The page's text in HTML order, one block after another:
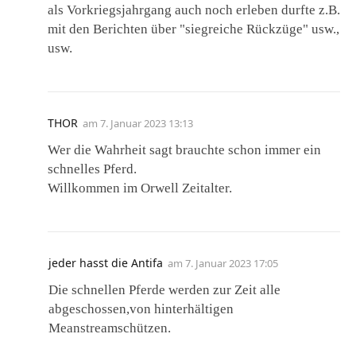
als Vorkriegsjahrgang auch noch erleben durfte z.B.
mit den Berichten über "siegreiche Rückzüge" usw.,
usw.
THOR am 7. Januar 2023 13:13
Wer die Wahrheit sagt brauchte schon immer ein
schnelles Pferd.
Willkommen im Orwell Zeitalter.
jeder hasst die Antifa am 7. Januar 2023 17:05
Die schnellen Pferde werden zur Zeit alle
abgeschossen,von hinterhältigen
Meanstreamschützen.